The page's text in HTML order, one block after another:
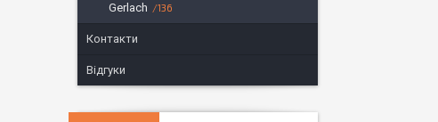
Gerlach
136
Контакти
Відгуки